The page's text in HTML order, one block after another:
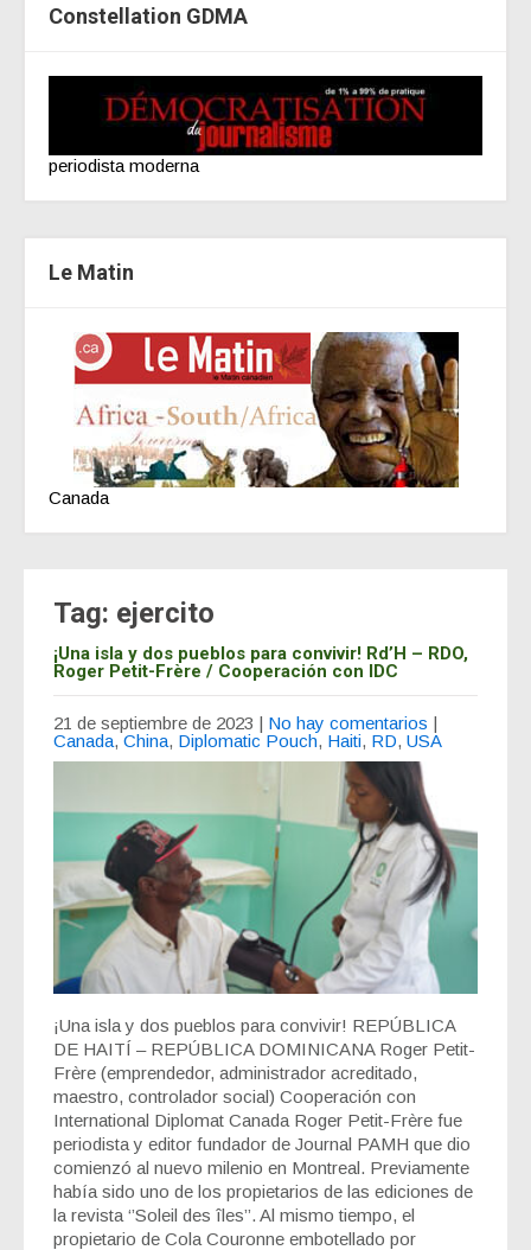
Constellation GDMA
periodista moderna
Le Matin
Canada
Tag: ejercito
¡Una isla y dos pueblos para convivir! Rd’H – RDO,
Roger Petit-Frère / Cooperación con IDC
21 de septiembre de 2023 | No hay comentarios |
Canada, China, Diplomatic Pouch, Haiti, RD, USA
¡Una isla y dos pueblos para convivir! REPÚBLICA
DE HAITÍ – REPÚBLICA DOMINICANA Roger Petit-
Frère (emprendedor, administrador acreditado,
maestro, controlador social) Cooperación con
International Diplomat Canada Roger Petit-Frère fue
periodista y editor fundador de Journal PAMH que dio
comienzó al nuevo milenio en Montreal. Previamente
había sido uno de los propietarios de las ediciones de
la revista ‘’Soleil des îles’’. Al mismo tiempo, el
propietario de Cola Couronne embotellado por